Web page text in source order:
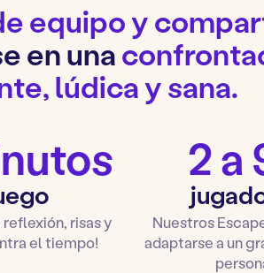
equipo y
en una
lúdica y sana.
reflexión, risas y
el tiempo!
2 a
Nuestros
adaptarse a un